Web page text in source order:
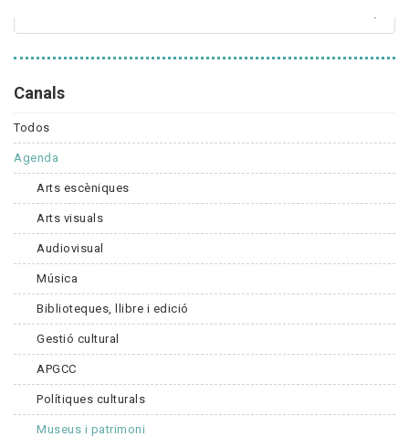
Canals
Todos
Agenda
Arts escèniques
Arts visuals
Audiovisual
Música
Biblioteques, llibre i edició
Gestió cultural
APGCC
Polítiques culturals
Museus i patrimoni